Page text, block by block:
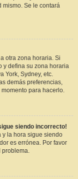
mismo. Se le contará
otra zona horaria. Si
y defina su zona horaria
York, Sydney, etc.
demás preferencias,
para hacerlo.
siendo incorrecto!
y la hora sigue siendo
es errónea. Por favor
problema.